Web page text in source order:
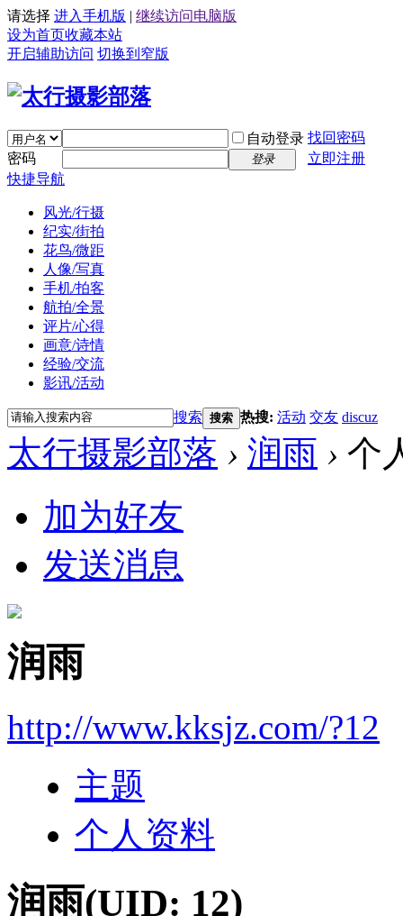
请选择 进入手机版 | 继续访问电脑版
设为首页收藏本站
开启辅助访问 切换到窄版
自动登录 找回密码
密码
登录
立即注册
快捷导航
风光/行摄
纪实/街拍
花鸟/微距
人像/写真
手机/拍客
航拍/全景
评片/心得
画意/诗情
经验/交流
影讯/活动
搜索 搜索 热搜: 活动 交友 discuz
太行摄影部落 › 润雨 › 个
加为好友
发送消息
润雨
http://www.kksjz.com/?12
主题
个人资料
润雨(UID: 12)